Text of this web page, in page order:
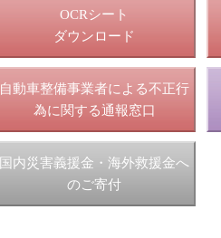
OCRシート
ダウンロード
自動車整備事業者による不正行
為に関する通報窓口
国内災害義援金・海外救援金へ
のご寄付